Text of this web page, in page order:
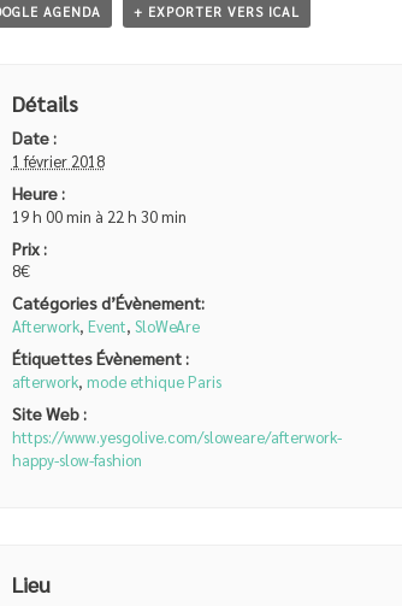
AGENDA + EXPORTER VERS ICAL
Détails
Date :
1 février 2018
Heure :
19 h 00 min à 22 h 30 min
Prix :
8€
Catégories d’Évènement:
Afterwork, Event, SloWeAre
Étiquettes Évènement :
afterwork, mode ethique Paris
Site Web :
https://www.yesgolive.com/sloweare/afterwork-
happy-slow-fashion
Lieu